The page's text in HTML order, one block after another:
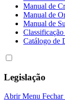
Manual de
Manual de
Manual de
Catálogo de
Legislação
Abrir Menu